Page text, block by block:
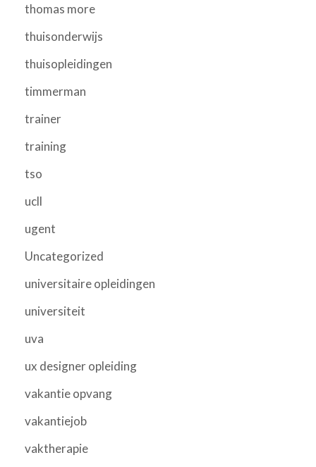
thomas more
thuisonderwijs
thuisopleidingen
timmerman
trainer
training
tso
ucll
ugent
Uncategorized
universitaire opleidingen
universiteit
uva
ux designer opleiding
vakantie opvang
vakantiejob
vaktherapie